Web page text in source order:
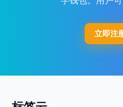
立即注